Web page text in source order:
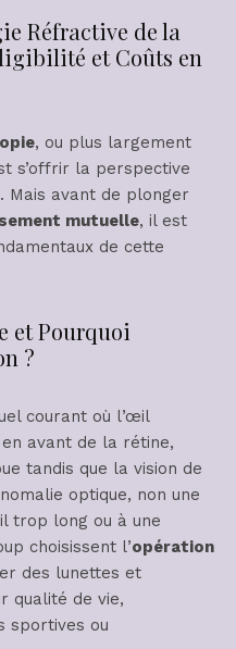
Réfractive de la
et Coûts en
, ou plus largement
s’offrir la perspective
Mais avant de plonger
mutuelle, il est
de cette
et Pourquoi
?
courant où l’œil
avant de la rétine,
tandis que la vision de
optique, non une
trop long ou à une
choisissent l’opération
des lunettes et
qualité de vie,
sportives ou